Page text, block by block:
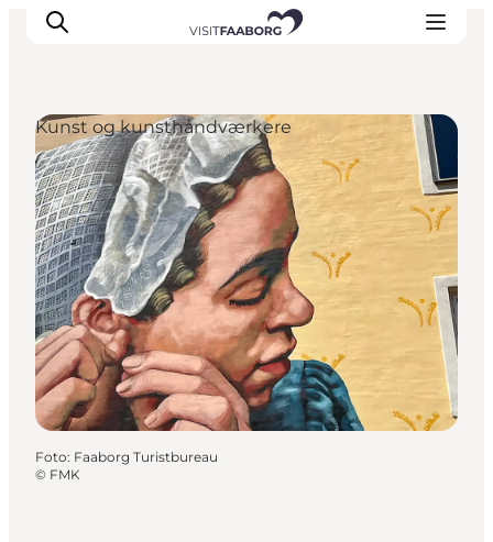
Overnatning
Spisesteder
Oplevelser
Øhop
Outdoor
Det sker
Kunst og kunsthåndværkere
Foto: Faaborg Turistbureau
© FMK